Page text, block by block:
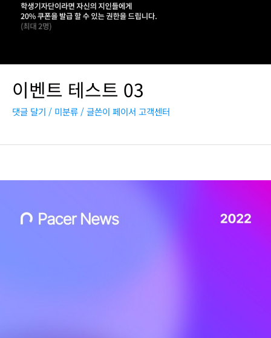
이벤트 테스트 03
댓글 달기 / 미분류/ 글쓴이 페이서 고객센터